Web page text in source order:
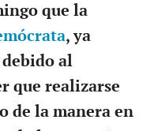
que la
, ya
al
que realizarse
de la manera en